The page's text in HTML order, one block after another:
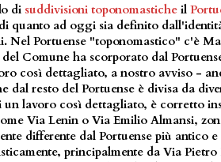
di suddivisioni toponomastiche il
quanto ad oggi sia definito
Nel Portuense "toponomastico" c'è
Comune ha scorporato dal
così dettagliato, a nostro avviso -
dal resto del Portuense è divisa da
un lavoro così dettagliato, è corretto
Via Lenin o Via Emilio Almansi,
differente dal Portuense più antico
principalmente da Via